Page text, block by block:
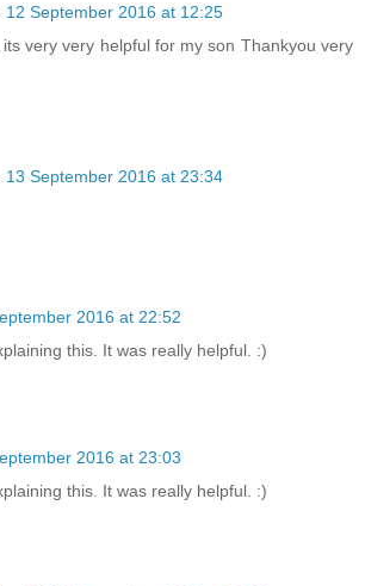
12 September 2016 at 12:25
very very helpful for my son Thankyou very
13 September 2016 at 23:34
2016 at 22:52
this. It was really helpful. :)
2016 at 23:03
this. It was really helpful. :)